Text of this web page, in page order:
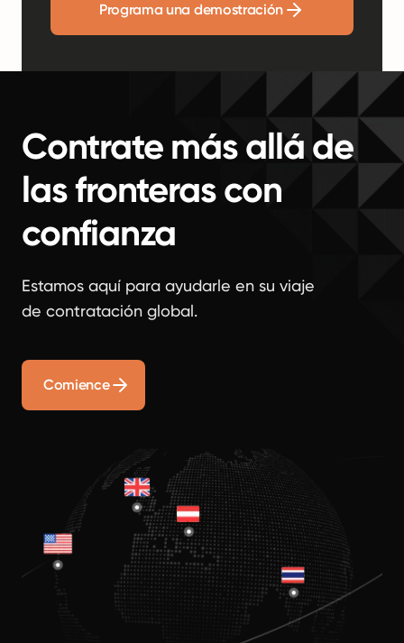
Programa una demostración
Contrate más allá de
las fronteras con
confianza
Estamos aquí para ayudarle en su viaje
de contratación global.
Comience